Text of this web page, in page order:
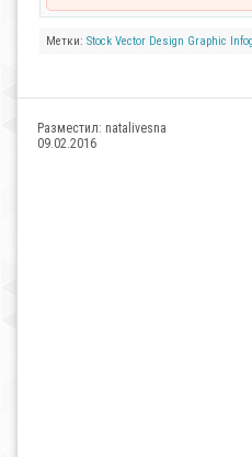
Метки: Stock Vector Design Graphic
Разместил: natalivesna
09.02.2016